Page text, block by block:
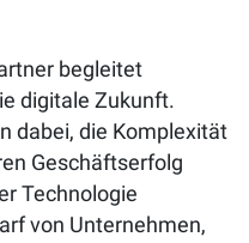
begleitet
digitale Zukunft.
dabei, die Komplexität
Geschäftserfolg
Technologie
von Unternehmen,